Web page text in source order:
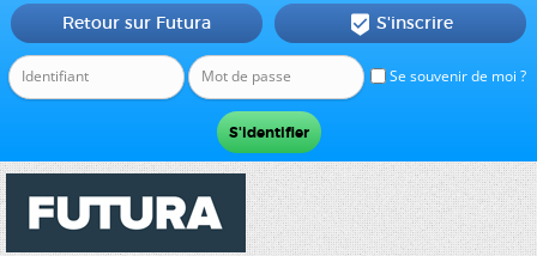
Se souvenir de moi ?
Retour sur Futura  S'inscrire